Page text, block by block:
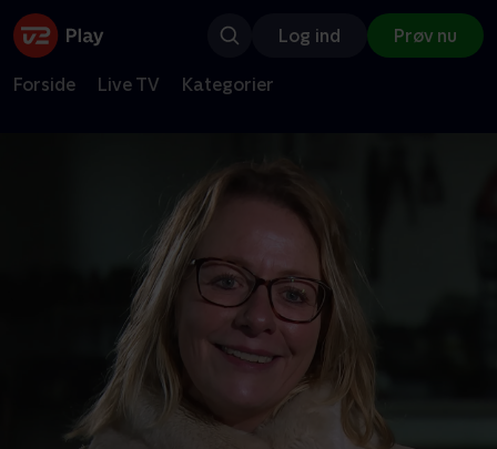
Log ind Prøv nu
Forside Live TV Kategorier